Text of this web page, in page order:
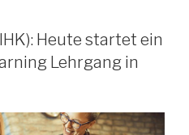
Heute startet ein
Lehrgang in